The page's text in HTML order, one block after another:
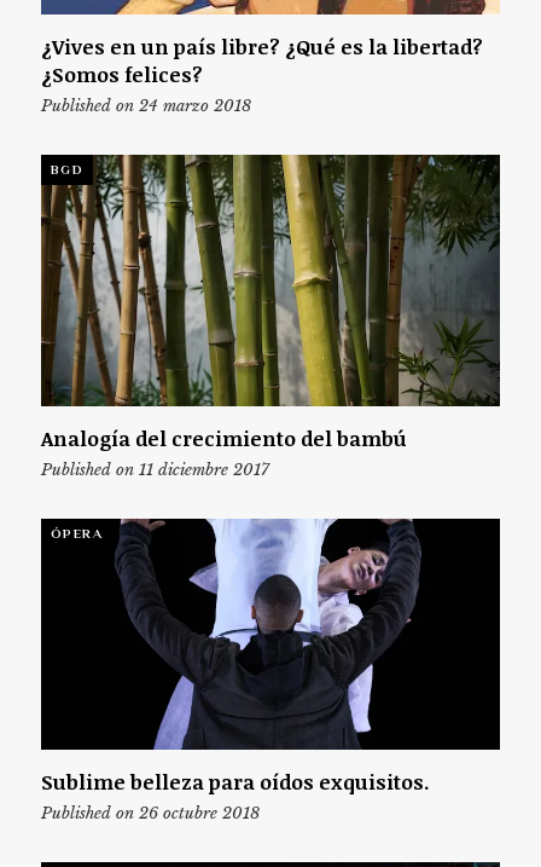
¿Vives en un país libre? ¿Qué es la libertad?
¿Somos felices?
Published on 24 marzo 2018
BGD
Analogía del crecimiento del bambú
Published on 11 diciembre 2017
ÓPERA
Sublime belleza para oídos exquisitos.
Published on 26 octubre 2018